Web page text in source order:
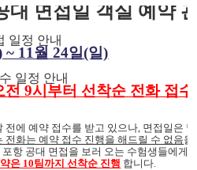
대 면접일 객실 예약
일정 안내
~ 11월 24일(일)
일정 안내
9시부터 선착순 전화 접수
에 예약 접수를 받고 있으나, 면접일은
전화는 예약 접수 진행을 해드릴 수 없음을
항 공대 면접을 보러 오는 수험생들에게
은 10팀까지 선착순 진행 합니다.